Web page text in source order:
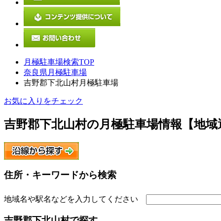
月極駐車場検索TOP
奈良県月極駐車場
吉野郡下北山村月極駐車場
お気に入りをチェック
吉野郡下北山村の月極駐車場情報【地域
住所・キーワードから検索
地域名や駅名などを入力してください